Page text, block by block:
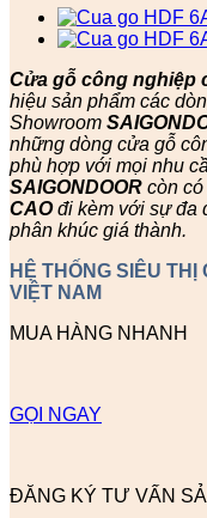
Cửa gỗ công nghiệp
hiệu sản phẩm các
Showroom
những dòng cửa gỗ
phù hợp với mọi nhu
SAIGONDOOR còn
CAOđi kèm với sự đa
phân khúc giá thành.
HỆ THỐNG SIÊU
VIỆT NAM
MUA HÀNG NHANH
GỌI NGAY
ĐĂNG KÝ TƯ VẤN